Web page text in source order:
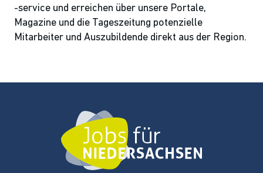
-service und erreichen über unsere Portale,
Magazine und die Tageszeitung potenzielle
Mitarbeiter und Auszubildende direkt aus der Region.